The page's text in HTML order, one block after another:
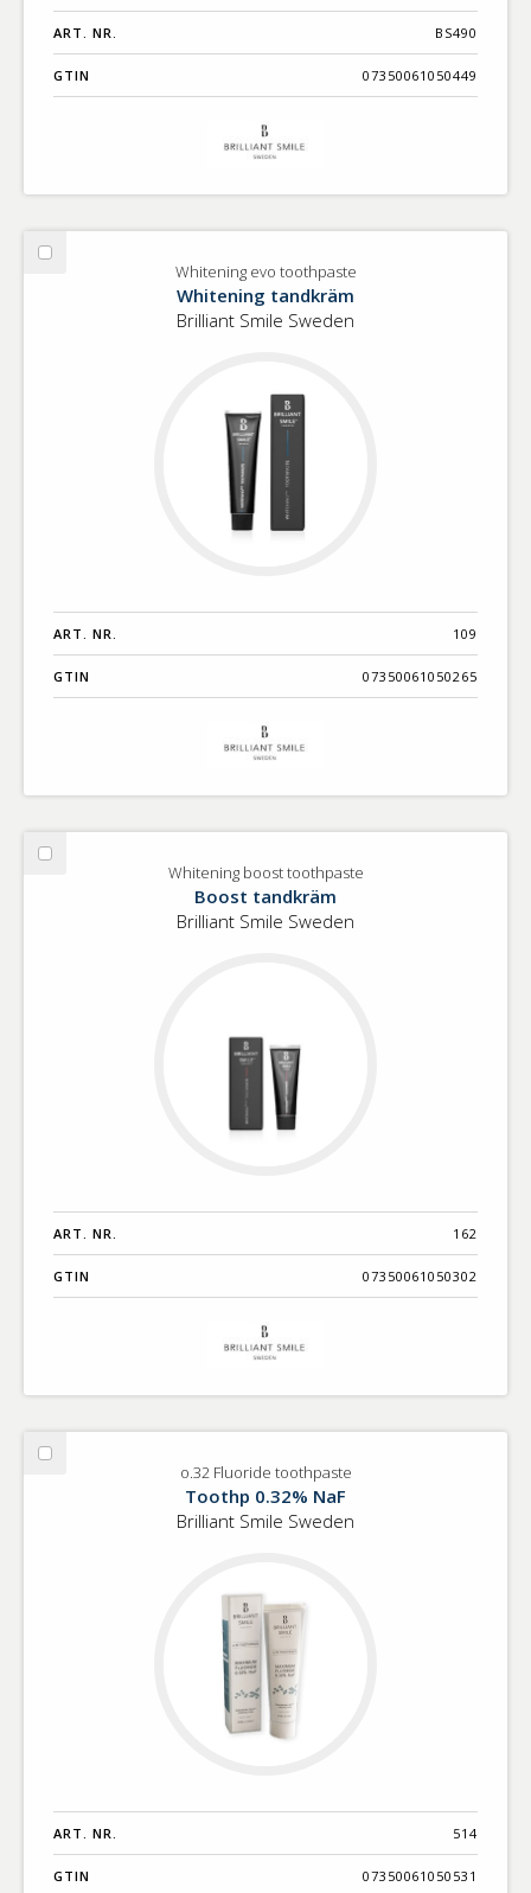
ART. NR. BS490
GTIN 07350061050449
Välj
Whitening evo toothpaste
Whitening tandkräm
Brilliant Smile Sweden
ART. NR. 109
GTIN 07350061050265
Välj
Whitening boost toothpaste
Boost tandkräm
Brilliant Smile Sweden
ART. NR. 162
GTIN 07350061050302
Välj
o.32 Fluoride toothpaste
Toothp 0.32% NaF
Brilliant Smile Sweden
ART. NR. 514
GTIN 07350061050531